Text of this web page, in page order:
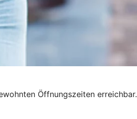
Öffnungszeiten erreichbar.